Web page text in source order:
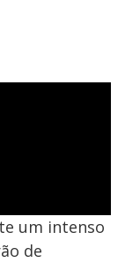
um intenso
de